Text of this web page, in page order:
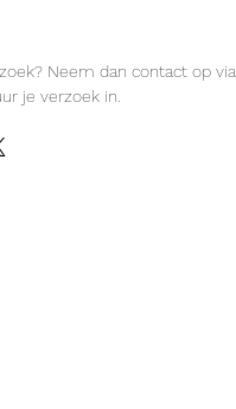
Neem dan contact op via
je verzoek in.